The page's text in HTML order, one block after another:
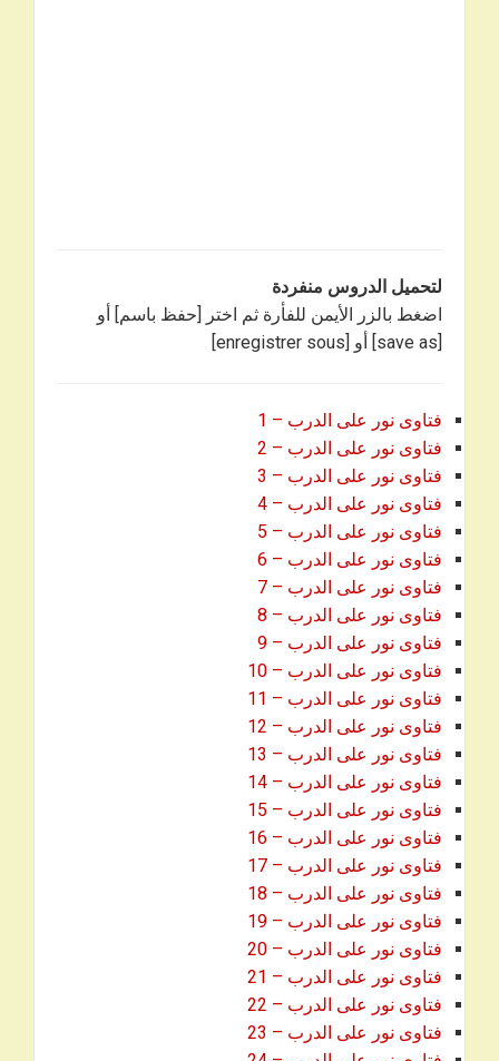
لتحميل الدروس منفردة
اضغط بالزر الأيمن للفأرة ثم اختر [حفظ باسم] أو
[save as] أو [enregistrer sous]
فتاوى نور على الدرب – 1
فتاوى نور على الدرب – 2
فتاوى نور على الدرب – 3
فتاوى نور على الدرب – 4
فتاوى نور على الدرب – 5
فتاوى نور على الدرب – 6
فتاوى نور على الدرب – 7
فتاوى نور على الدرب – 8
فتاوى نور على الدرب – 9
فتاوى نور على الدرب – 10
فتاوى نور على الدرب – 11
فتاوى نور على الدرب – 12
فتاوى نور على الدرب – 13
فتاوى نور على الدرب – 14
فتاوى نور على الدرب – 15
فتاوى نور على الدرب – 16
فتاوى نور على الدرب – 17
فتاوى نور على الدرب – 18
فتاوى نور على الدرب – 19
فتاوى نور على الدرب – 20
فتاوى نور على الدرب – 21
فتاوى نور على الدرب – 22
فتاوى نور على الدرب – 23